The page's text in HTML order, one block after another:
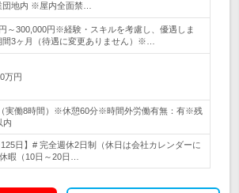
団地内 ※屋内全面禁…
～300,000円※経験・スキルを考慮し、優遇しま
3ヶ月（待遇に変更ありません）※…
万円
実働8時間）※休憩60分※時間外労働有無：有※残
内
日】# 完全週休2日制（休日は会社カレンダーに
暇（10日～20日…